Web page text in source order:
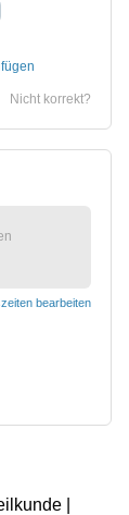
Nicht korrekt?
bearbeiten
|